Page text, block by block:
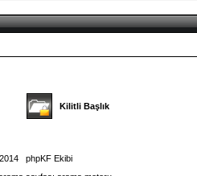
Kilitli Başlık
phpKF Ekibi